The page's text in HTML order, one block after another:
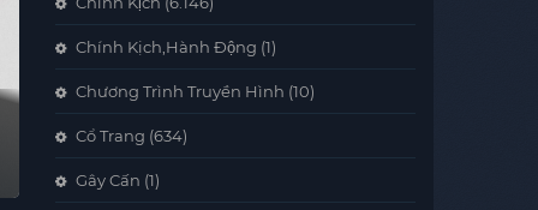
Chính Kịch,Hành Động (1)
Chương Trình Truyền Hình (10)
Cổ Trang (634)
Gây Cấn (1)